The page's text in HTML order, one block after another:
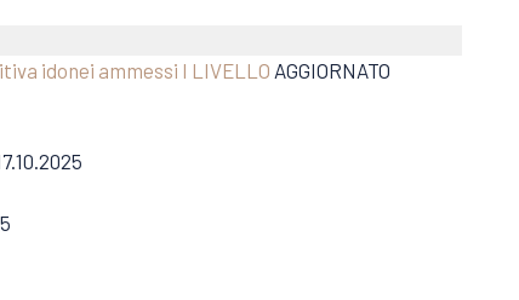
idonei ammessi I LIVELLO AGGIORNATO